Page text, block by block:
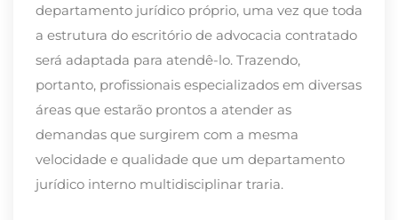
departamento jurídico próprio, uma vez que toda
a estrutura do escritório de advocacia contratado
será adaptada para atendê-lo. Trazendo,
portanto, profissionais especializados em diversas
áreas que estarão prontos a atender as
demandas que surgirem com a mesma
velocidade e qualidade que um departamento
jurídico interno multidisciplinar traria.